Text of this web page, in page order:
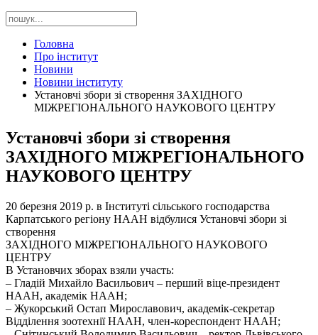
Головна
Про інститут
Новини
Новини інституту
Установчі збори зі створення ЗАХІДНОГО
МІЖРЕГІОНАЛЬНОГО НАУКОВОГО ЦЕНТРУ
Установчі збори зі створення
ЗАХІДНОГО МІЖРЕГІОНАЛЬНОГО
НАУКОВОГО ЦЕНТРУ
20 березня 2019 р. в Інституті сільського господарства
Карпатського регіону НААН відбулися Установчі збори зі
створення
ЗАХІДНОГО МІЖРЕГІОНАЛЬНОГО НАУКОВОГО
ЦЕНТРУ
В Установчих зборах взяли участь:
‒ Гладій Михайло Васильович ‒ перший віце-президент
НААН, академік НААН;
‒ Жукорський Остап Мирославович, академік-секретар
Відділення зоотехнії НААН, член-кореспондент НААН;